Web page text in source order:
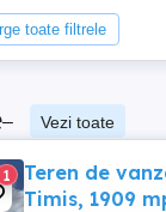
toate filtrele
– Vezi toate
1
Teren de
Timis, 1909